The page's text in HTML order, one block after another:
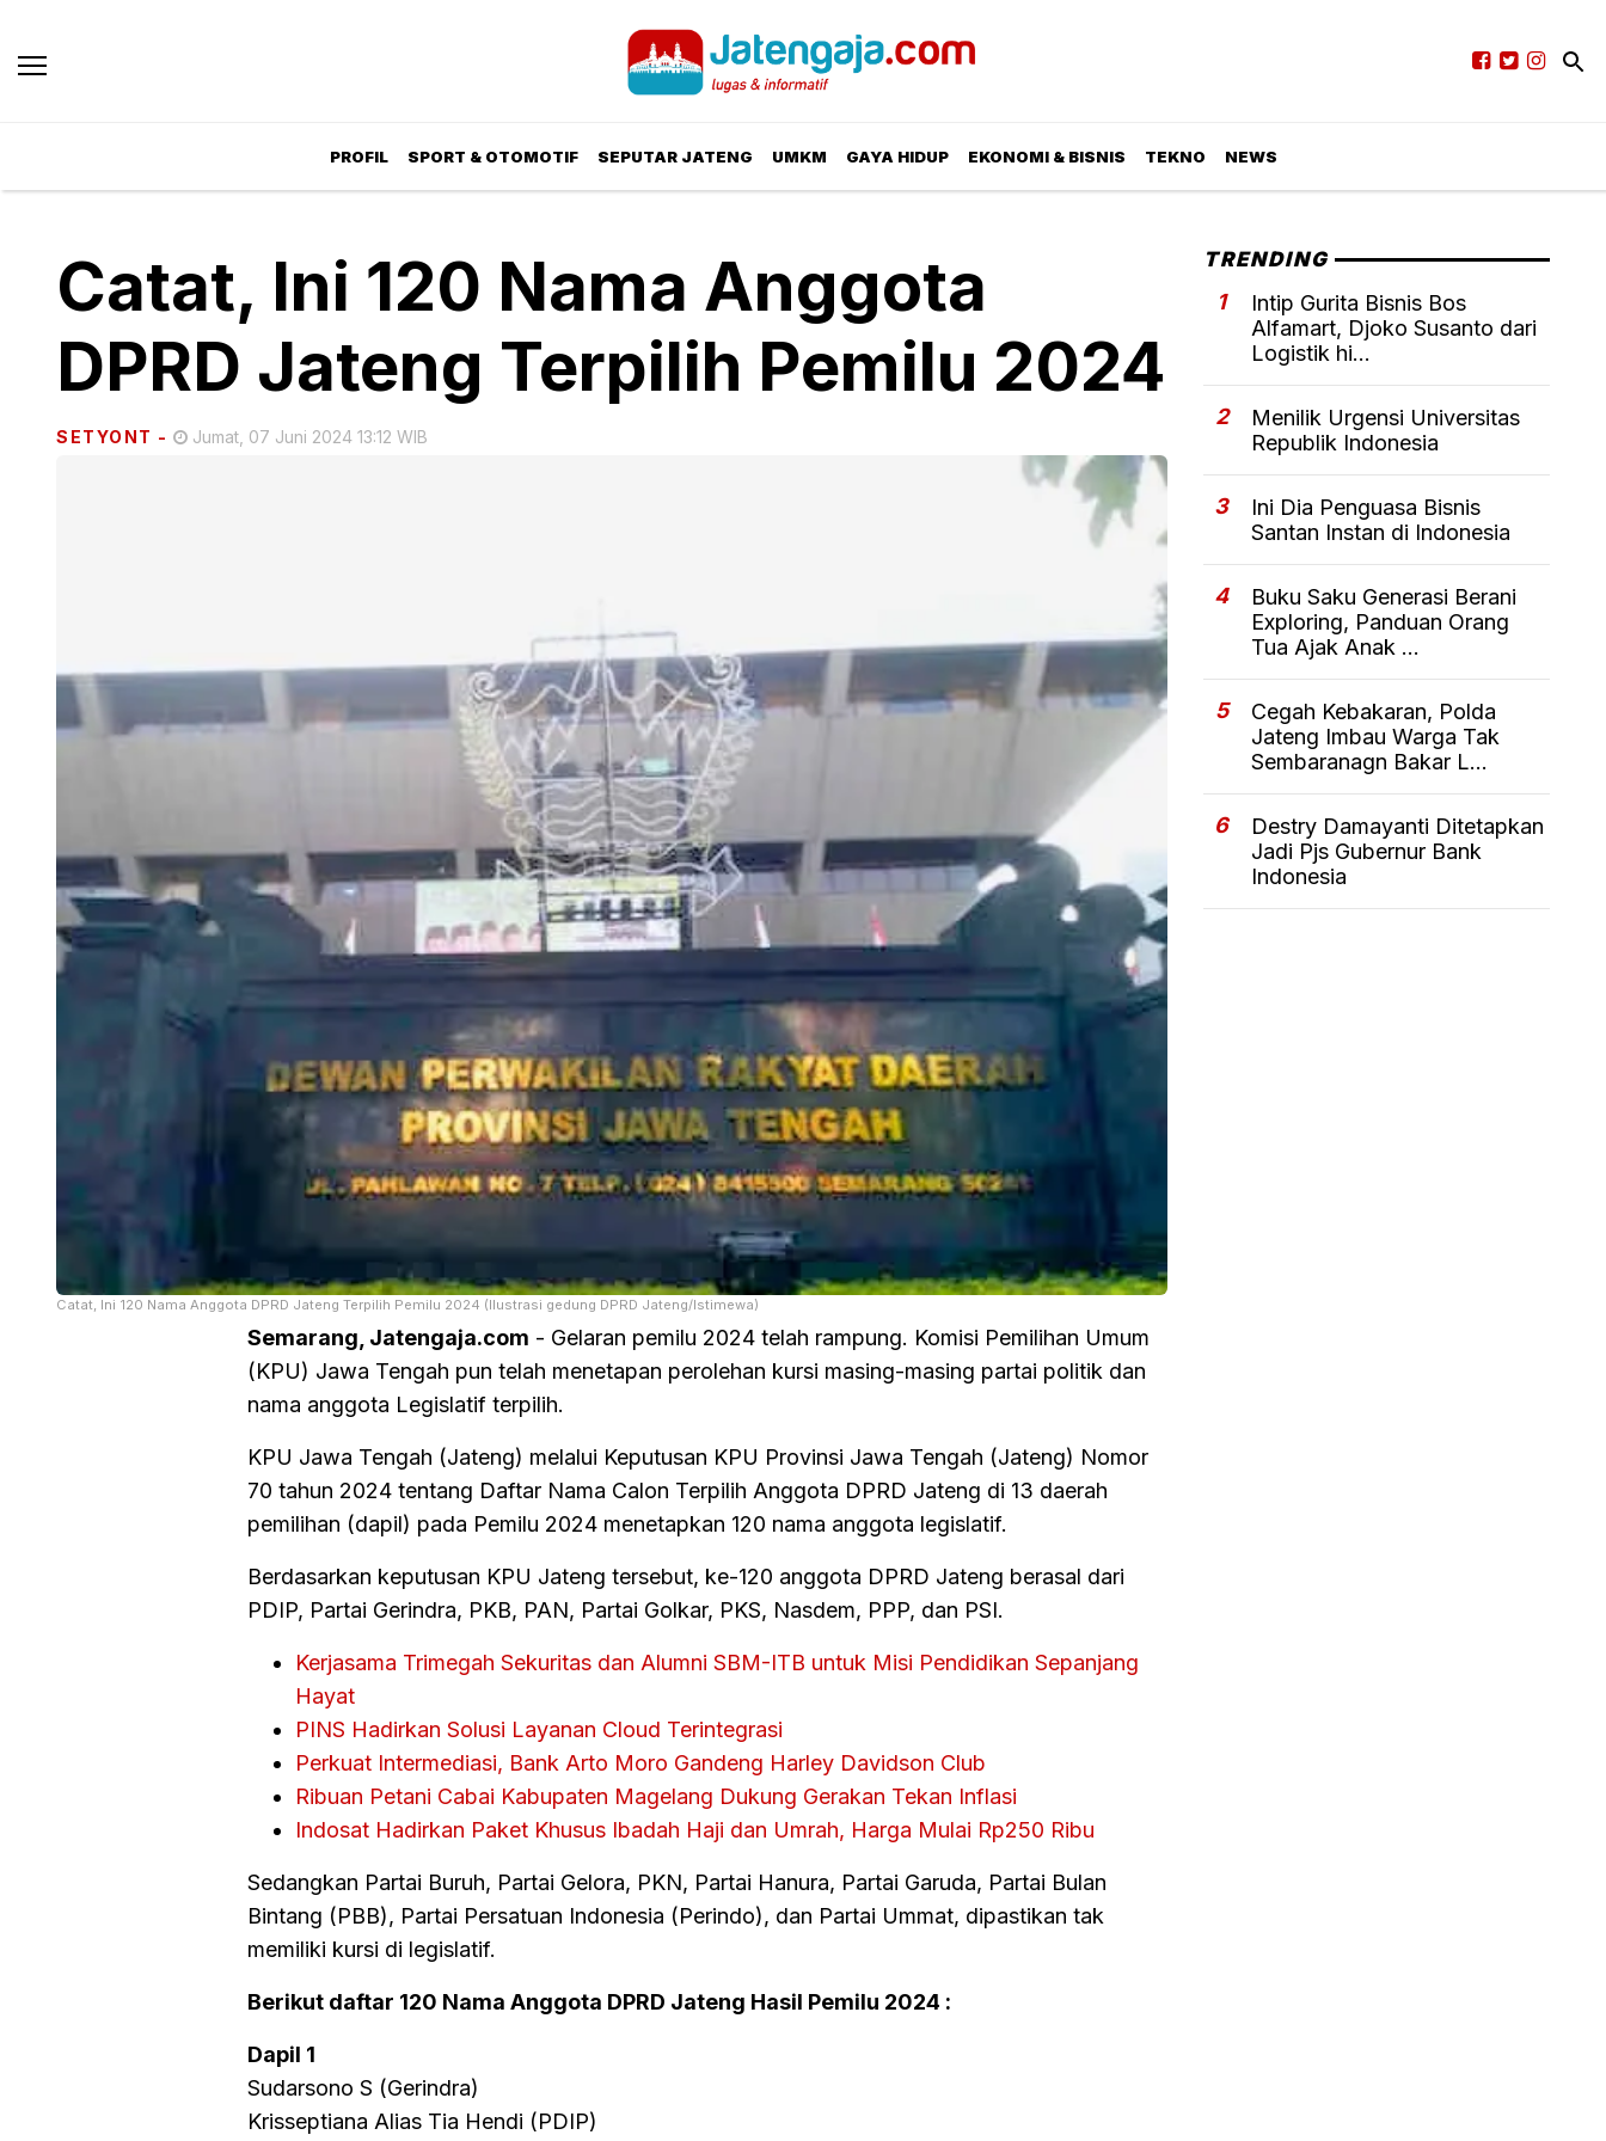
PROFIL SPORT & OTOMOTIF SEPUTAR JATENG UMKM GAYA HIDUP EKONOMI & BISNIS TEKNO NEWS
Catat, Ini 120 Nama Anggota
DPRD Jateng Terpilih Pemilu 2024
SETYONT - Jumat, 07 Juni 2024 13:12 WIB
Catat, Ini 120 Nama Anggota DPRD Jateng Terpilih Pemilu 2024 (Ilustrasi gedung DPRD Jateng/Istimewa)
Semarang, Jatengaja.com - Gelaran pemilu 2024 telah rampung. Komisi Pemilihan Umum
(KPU) Jawa Tengah pun telah menetapan perolehan kursi masing-masing partai politik dan
nama anggota Legislatif terpilih.
KPU Jawa Tengah (Jateng) melalui Keputusan KPU Provinsi Jawa Tengah (Jateng) Nomor
70 tahun 2024 tentang Daftar Nama Calon Terpilih Anggota DPRD Jateng di 13 daerah
pemilihan (dapil) pada Pemilu 2024 menetapkan 120 nama anggota legislatif.
Berdasarkan keputusan KPU Jateng tersebut, ke-120 anggota DPRD Jateng berasal dari
PDIP, Partai Gerindra, PKB, PAN, Partai Golkar, PKS, Nasdem, PPP, dan PSI.
Kerjasama Trimegah Sekuritas dan Alumni SBM-ITB untuk Misi Pendidikan Sepanjang
Hayat
PINS Hadirkan Solusi Layanan Cloud Terintegrasi
Perkuat Intermediasi, Bank Arto Moro Gandeng Harley Davidson Club
Ribuan Petani Cabai Kabupaten Magelang Dukung Gerakan Tekan Inflasi
Indosat Hadirkan Paket Khusus Ibadah Haji dan Umrah, Harga Mulai Rp250 Ribu
Sedangkan Partai Buruh, Partai Gelora, PKN, Partai Hanura, Partai Garuda, Partai Bulan
Bintang (PBB), Partai Persatuan Indonesia (Perindo), dan Partai Ummat, dipastikan tak
memiliki kursi di legislatif.
Berikut daftar 120 Nama Anggota DPRD Jateng Hasil Pemilu 2024 :
Dapil 1
Sudarsono S (Gerindra)
Krisseptiana Alias Tia Hendi (PDIP)
TRENDING
1
Intip Gurita Bisnis Bos
Alfamart, Djoko Susanto dari
Logistik hi...
2
Menilik Urgensi Universitas
Republik Indonesia
3
Ini Dia Penguasa Bisnis
Santan Instan di Indonesia
4
Buku Saku Generasi Berani
Exploring, Panduan Orang
Tua Ajak Anak ...
5
Cegah Kebakaran, Polda
Jateng Imbau Warga Tak
Sembaranagn Bakar L...
6
Destry Damayanti Ditetapkan
Jadi Pjs Gubernur Bank
Indonesia